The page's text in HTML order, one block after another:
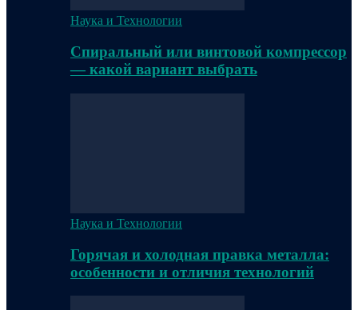
Наука и Технологии
Спиральный или винтовой компрессор
— какой вариант выбрать
Наука и Технологии
Горячая и холодная правка металла:
особенности и отличия технологий